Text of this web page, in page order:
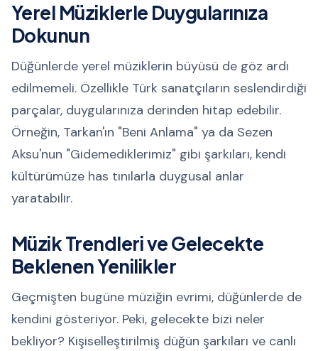
Yerel Müziklerle Duygularınıza
Dokunun
Düğünlerde yerel müziklerin büyüsü de göz ardı
edilmemeli. Özellikle Türk sanatçıların seslendirdiği
parçalar, duygularınıza derinden hitap edebilir.
Örneğin, Tarkan'ın "Beni Anlama" ya da Sezen
Aksu'nun "Gidemediklerimiz" gibi şarkıları, kendi
kültürümüze has tınılarla duygusal anlar
yaratabilir.
Müzik Trendleri ve Gelecekte
Beklenen Yenilikler
Geçmişten bugüne müziğin evrimi, düğünlerde de
kendini gösteriyor. Peki, gelecekte bizi neler
bekliyor? Kişiselleştirilmiş düğün şarkıları ve canlı